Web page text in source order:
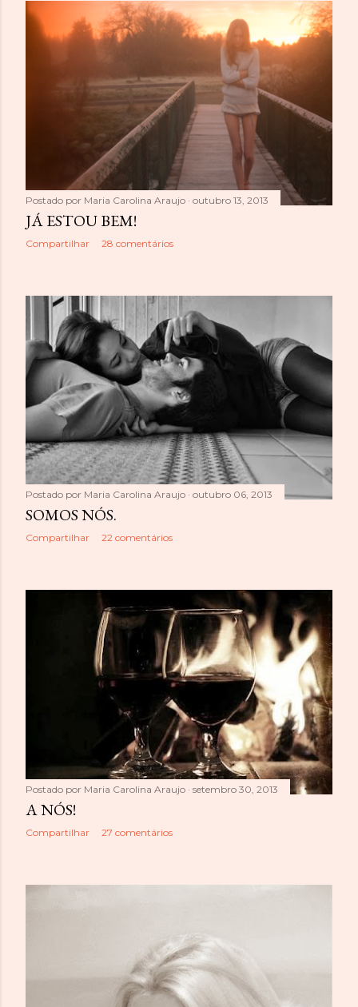
Postado por Maria Carolina Araujo outubro 13, 2013
JÁ ESTOU BEM!
Compartilhar 28 comentários
Postado por Maria Carolina Araujo outubro 06, 2013
SOMOS NÓS.
Compartilhar 22 comentários
Postado por Maria Carolina Araujo setembro 30, 2013
A NÓS!
Compartilhar 27 comentários